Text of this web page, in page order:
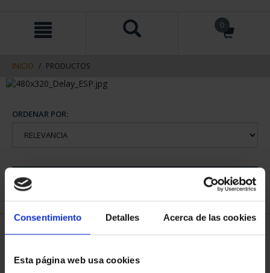
Consentimiento Detalles Acerca de las cookies
Esta página web usa cookies
contenido
navegacin
0
INICIO PRODUCTOS
ORDENAR POR:
1 Productos encontrados